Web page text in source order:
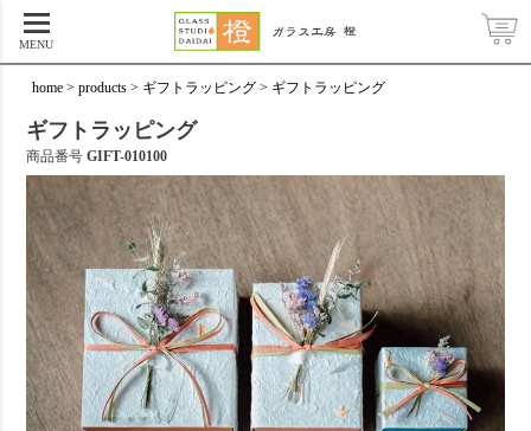
MENU
home products ギフトラッピング ギフトラッピング
ギフトラッピング
商品番号 GIFT-010100